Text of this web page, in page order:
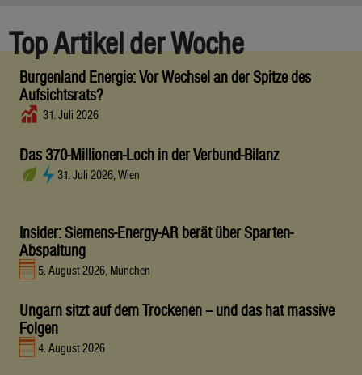
Top Artikel der Woche
Burgenland Energie: Vor Wechsel an der Spitze des
Aufsichtsrats?
31. Juli 2026
Das 370-Millionen-Loch in der Verbund-Bilanz
31. Juli 2026, Wien
Insider: Siemens-Energy-AR berät über Sparten-
Abspaltung
5. August 2026, München
Ungarn sitzt auf dem Trockenen – und das hat massive
Folgen
4. August 2026